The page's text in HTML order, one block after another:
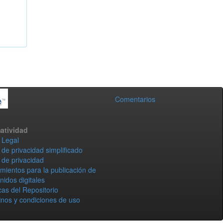
Comentarios
privacidad simplificado
privacidad
para la publicación de
digitales
del Repositorio
y condiciones de uso